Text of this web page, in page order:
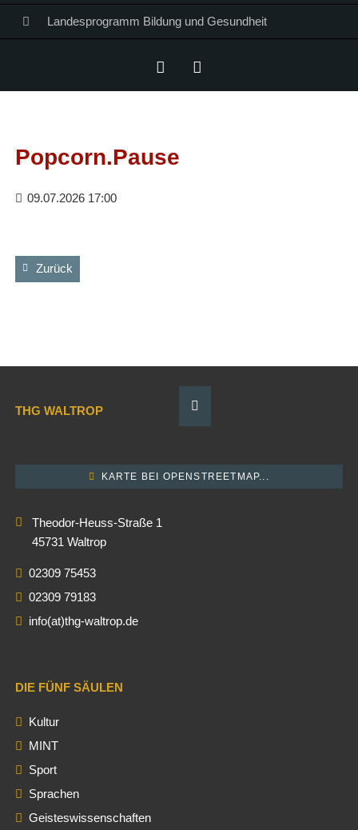
Landesprogramm Bildung und Gesundheit
Popcorn.Pause
09.07.2026 17:00
Zurück
THG WALTROP
KARTE BEI OPENSTREETMAP...
Theodor-Heuss-Straße 1
45731 Waltrop
02309 75453
02309 79183
info(at)thg-waltrop.de
DIE FÜNF SÄULEN
Kultur
MINT
Sport
Sprachen
Geisteswissenschaften